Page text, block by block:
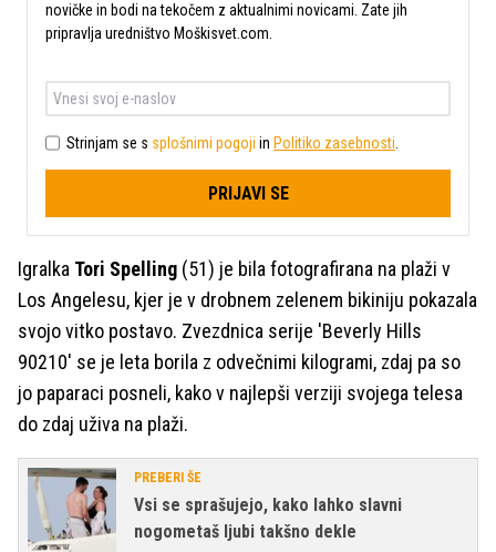
novičke in bodi na tekočem z aktualnimi novicami. Zate jih
pripravlja uredništvo Moškisvet.com.
Strinjam se s splošnimi pogoji in Politiko zasebnosti
PRIJAVI SE
Igralka Tori Spelling (51) je bila fotografirana na plaži v
Los Angelesu, kjer je v drobnem zelenem bikiniju pokazala
svojo vitko postavo. Zvezdnica serije 'Beverly Hills
90210' se je leta borila z odvečnimi kilogrami, zdaj pa so
jo paparaci posneli, kako v najlepši verziji svojega telesa
do zdaj uživa na plaži.
PREBERI ŠE
Vsi se sprašujejo, kako lahko slavni
nogometaš ljubi takšno dekle